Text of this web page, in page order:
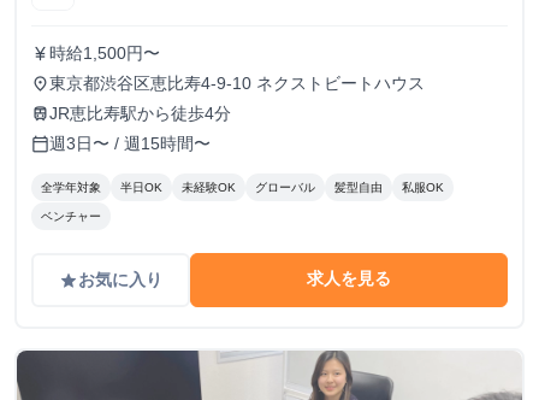
currency_yen 時給1,500円〜
place東京都渋谷区恵比寿4-9-10 ネクストビートハウス
trainJR恵比寿駅から徒歩4分
calendar_today週3日〜 / 週15時間〜
全学年対象 半日OK 未経験OK グローバル 髪型自由 私服OK
ベンチャー
gradeお気に入り 求人を見る